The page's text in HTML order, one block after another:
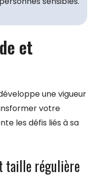
et
une vigueur
votre
les défis liés à sa
taille régulière